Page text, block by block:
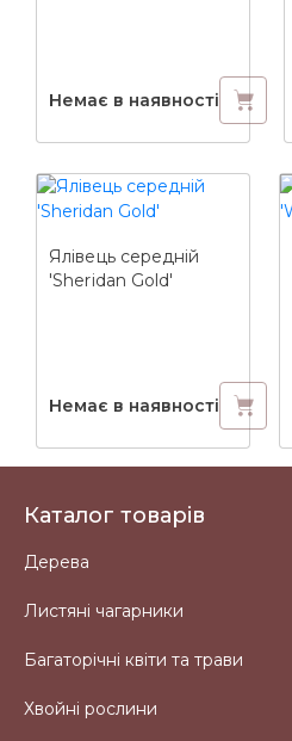
Немає в наявності
Ялівець середній
'Sheridan Gold'
Немає в наявності
Каталог товарів
Дерева
Листяні чагарники
Багаторічні квіти та трави
Хвойні рослини